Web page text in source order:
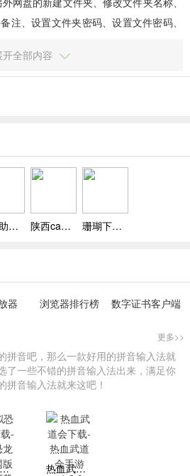
注、设置文件夹密码、设置文件密码、
开全部内容
办税助手下载，办税助手电脑版下载 v1.1.0.1022 陕西ca数字证书驱动下载，陕西ca数字证书驱动官方下载 v1.1.0.1512 珊瑚下载，珊瑚简体中文版下载 v1.0
器 浏览器排行榜 数字证书客户端
更多>>
拼音吧，那么一款好用的拼音输入法就
了一些不错的拼音输入法出来，满足你
拼音输入法就来这吧！
模拟恐龙岛下载-模拟恐龙岛官网版手游下载 v1.0
热血武道会下载-热血武道会手游 v1.2.0